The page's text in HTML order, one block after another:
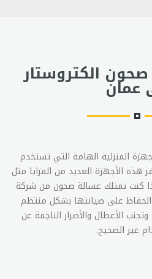
الكتروستار
عمان
المنزلية الهامة التي تستخدم
الأجهزة العديد من المزايا مثل
كنت تمتلك غسالة صحون من شركة
الحفاظ على صيانتها بشكل منتظم
الأعطال والأضرار الناجمة عن
غير الصحيح.